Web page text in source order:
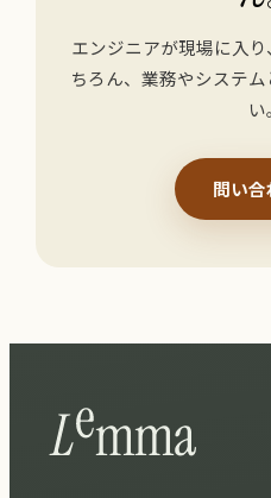
エンジニアが現場に入
ちろん、業務やシステ
い。
問い合